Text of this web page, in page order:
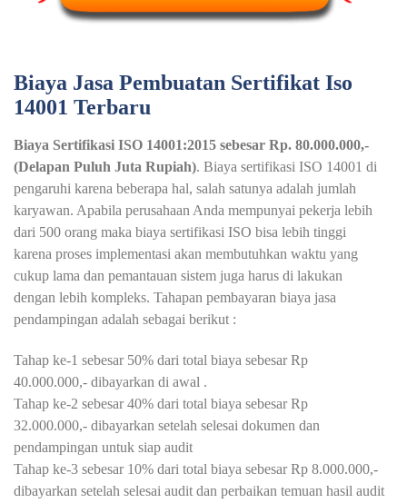
Biaya Jasa Pembuatan Sertifikat Iso
14001 Terbaru
Biaya Sertifikasi ISO 14001:2015 sebesar Rp. 80.000.000,-
(Delapan Puluh Juta Rupiah). Biaya sertifikasi ISO 14001 di
pengaruhi karena beberapa hal, salah satunya adalah jumlah
karyawan. Apabila perusahaan Anda mempunyai pekerja lebih
dari 500 orang maka biaya sertifikasi ISO bisa lebih tinggi
karena proses implementasi akan membutuhkan waktu yang
cukup lama dan pemantauan sistem juga harus di lakukan
dengan lebih kompleks. Tahapan pembayaran biaya jasa
pendampingan adalah sebagai berikut :
Tahap ke-1 sebesar 50% dari total biaya sebesar Rp
40.000.000,- dibayarkan di awal .
Tahap ke-2 sebesar 40% dari total biaya sebesar Rp
32.000.000,- dibayarkan setelah selesai dokumen dan
pendampingan untuk siap audit
Tahap ke-3 sebesar 10% dari total biaya sebesar Rp 8.000.000,-
dibayarkan setelah selesai audit dan perbaikan temuan hasil audit